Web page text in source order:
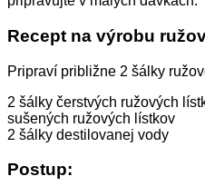
Recept na výrobu
Pripraví približne 2 šálky
2 šálky čerstvých ružových
sušených ružových lístkov
2 šálky destilovanej vody
Postup: